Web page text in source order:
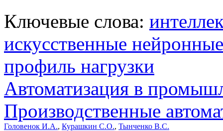
Ключевые слова:
искусственные
профиль нагрузки
Автоматизация в
Производственные
Головенок И.А., Курашкин С.О., Тынченко В.С.